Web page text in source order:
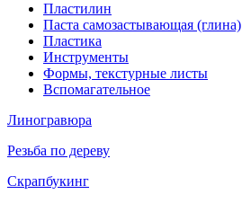
Пластилин
Паста самозастывающая (глина)
Пластика
Инструменты
Формы, текстурные листы
Вспомагательное
Линогравюра
Резьба по дереву
Скрапбукинг